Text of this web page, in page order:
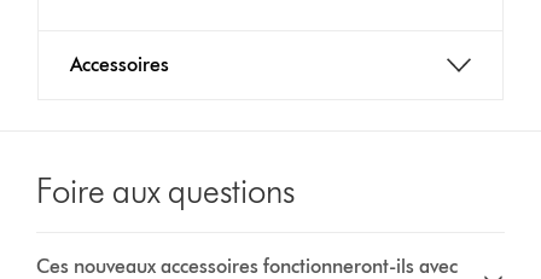
Accessoires
Foire aux questions
Ces nouveaux accessoires fonctionneront-ils avec